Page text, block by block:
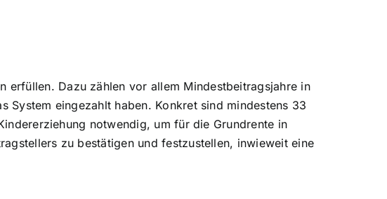
erfüllen. Dazu zählen vor allem Mindestbeitragsjahre in
System eingezahlt haben. Konkret sind mindestens 33
notwendig, um für die Grundrente in
zu bestätigen und festzustellen, inwieweit eine